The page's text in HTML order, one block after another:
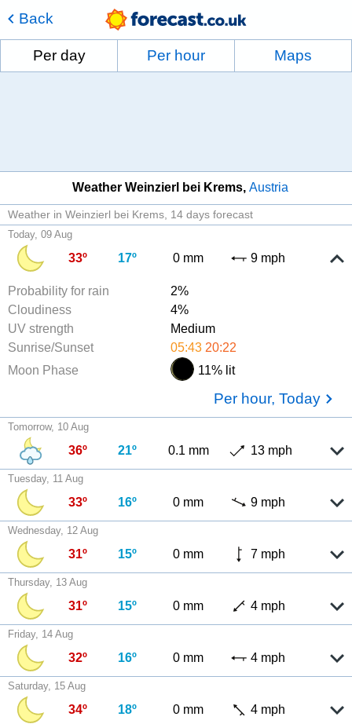
Back
Per day Per hour Maps
Weather Weinzierl bei Krems Austria
Weather in Weinzierl bei Krems 14 days forecast
Today, 09 Aug
33º 17º 0 mm 9 mph
Probability for rain
2%
Cloudiness
4%
UV strength
Medium
Sunrise/Sunset
05:43 20:22
Moon Phase
11% lit
Per hour, Today
Tomorrow, 10 Aug
36º 21º 0.1 mm 13 mph
Tuesday, 11 Aug
33º 16º 0 mm 9 mph
Wednesday, 12 Aug
31º 15º 0 mm 7 mph
Thursday, 13 Aug
31º 15º 0 mm 4 mph
Friday, 14 Aug
32º 16º 0 mm 4 mph
Saturday, 15 Aug
34º 18º 0 mm 4 mph